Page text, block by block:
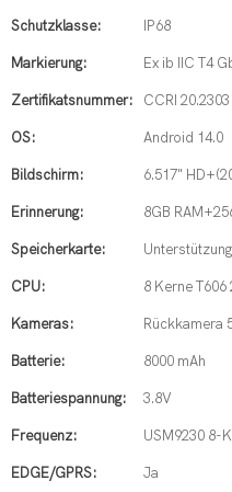
Schutzklasse: IP68
Markierung: Ex ib IIC T4
Zertifikatsnummer: CCRI 20.2303
OS: Android 14.0
Bildschirm: 6.517"
Erinnerung: 8GB
Speicherkarte: Unterstützung
CPU: 8 Kerne T606
Kameras: Rückkamera
Batterie: 8000 mAh
Batteriespannung: 3.8V
Frequenz: USM9230 8-
EDGE/GPRS: Ja